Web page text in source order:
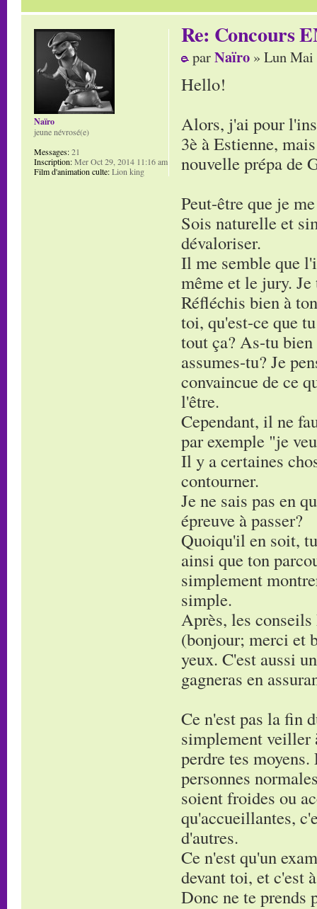
Re: Concours
parNaïro » Lun Mai
Hello!
Alors, j'ai pour
3è à Estienne,
nouvelle prépa de
Peut-être que je
Sois naturelle et
dévaloriser.
Il me semble que
même et le jury.
Réfléchis bien à
toi, qu'est-ce que
tout ça? As-tu bien
assumes-tu? Je
convaincue de ce
l'être.
Cependant, il ne
par exemple "je
Il y a certaines
contourner.
Je ne sais pas en
épreuve à passer?
Quoiqu'il en soit,
ainsi que ton
simplement
simple.
Après, les
(bonjour; merci et
yeux. C'est aussi
gagneras en
Ce n'est pas la fin
simplement veiller
perdre tes
personnes
soient froides ou
qu'accueillantes,
d'autres.
Ce n'est qu'un
devant toi, et c'est
Donc ne te prends
Naïro
jeune névrosé(e)
Messages:21
Inscription:Mer Oct 29, 2014 11:16 am
Film d'animation culte:Lion king